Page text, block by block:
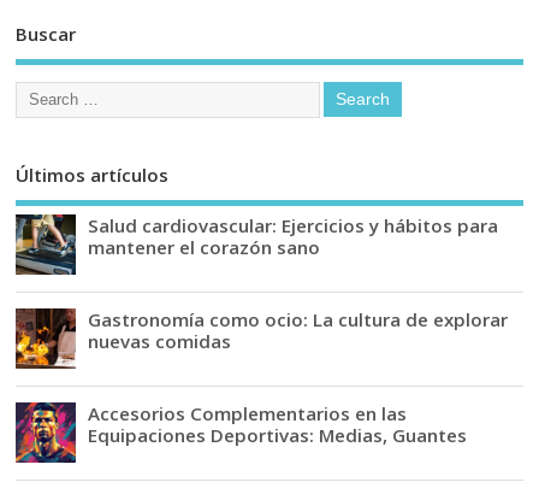
Buscar
Últimos artículos
Salud cardiovascular: Ejercicios y hábitos para
mantener el corazón sano
Gastronomía como ocio: La cultura de explorar
nuevas comidas
Accesorios Complementarios en las
Equipaciones Deportivas: Medias, Guantes